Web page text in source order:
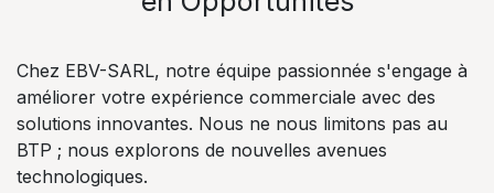
Chez EBV-SARL, notre équipe passionnée s'engage à
améliorer votre expérience commerciale avec des
solutions innovantes. Nous ne nous limitons pas au
BTP ; nous explorons de nouvelles avenues
technologiques.